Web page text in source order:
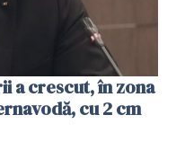
a crescut, în zona
cu 2 cm